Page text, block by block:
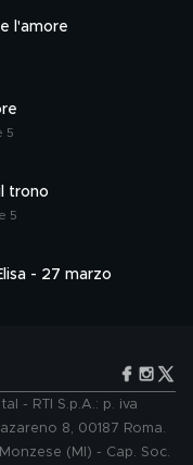
l'amore
5
trono
5
- 27 marzo
- RTI S.p.A.: p. iva
8, 00187 Roma.
(MI) - Cap. Soc.